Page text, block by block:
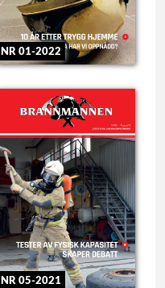
NR 01-2022
NR 05-2021